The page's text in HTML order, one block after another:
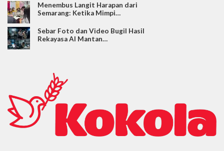
Menembus Langit Harapan dari
Semarang: Ketika Mimpi…
Sebar Foto dan Video Bugil Hasil
Rekayasa AI Mantan…